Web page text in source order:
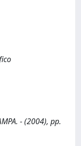
- (2004), pp.